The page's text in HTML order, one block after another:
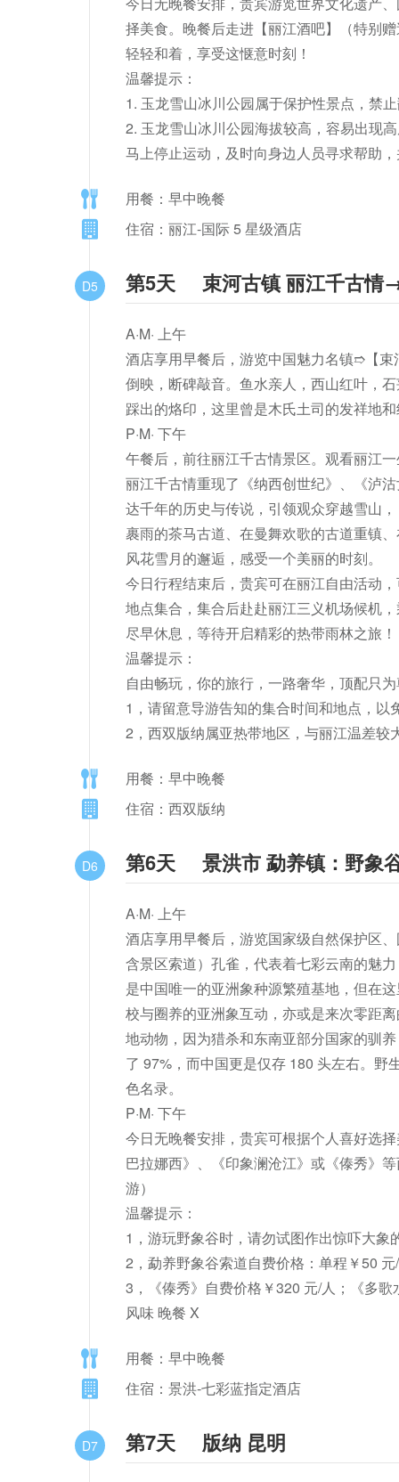
择美食。晚餐后走进【丽江酒吧】（特别
轻轻和着，享受这惬意时刻！
温馨提示：
1. 玉龙雪山冰川公园属于保护性景点，禁
2. 玉龙雪山冰川公园海拔较高，容易出现
马上停止运动，及时向身边人员寻求帮助
用餐：早中晚餐
住宿：丽江-国际 5 星级酒店
D5 第5天 束河古镇 丽江千古情
A·M· 上午
酒店享用早餐后，游览中国魅力名镇➱【
倒映，断碑敲音。鱼水亲人，西山红叶，
踩出的烙印，这里曾是木氏土司的发祥地
P·M· 下午
午餐后，前往丽江千古情景区。观看丽江
丽江千古情重现了《纳西创世纪》、《泸
达千年的历史与传说，引领观众穿越雪山
裹雨的茶马古道、在曼舞欢歌的古道重镇
风花雪月的邂逅，感受一个美丽的时刻。
今日行程结束后，贵宾可在丽江自由活动
地点集合，集合后赴赴丽江三义机场候机
尽早休息，等待开启精彩的热带雨林之旅！
温馨提示：
自由畅玩，你的旅行，一路奢华，顶配只
1，请留意导游告知的集合时间和地点，以
2，西双版纳属亚热带地区，与丽江温差
用餐：早中晚餐
住宿：西双版纳
D6 第6天 景洪市 勐养镇：野象
A·M· 上午
酒店享用早餐后，游览国家级自然保护区
含景区索道）孔雀，代表着七彩云南的魅
是中国唯一的亚洲象种源繁殖基地，但在
校与圈养的亚洲象互动，亦或是来次零距
地动物，因为猎杀和东南亚部分国家的驯
了 97%，而中国更是仅存 180 头左右。野
色名录。
P·M· 下午
今日无晚餐安排，贵宾可根据个人喜好选
巴拉娜西》、《印象澜沧江》或《傣秀》
游）
温馨提示：
1，游玩野象谷时，请勿试图作出惊吓大
2，勐养野象谷索道自费价格：单程￥50
3，《傣秀》自费价格￥320 元/人；《多
风味 晚餐 X
用餐：早中晚餐
住宿：景洪-七彩蓝指定酒店
D7 第7天 版纳 昆明